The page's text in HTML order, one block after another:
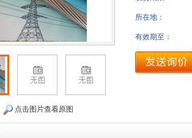
点击图片查看原图
所在地：
有效期至：